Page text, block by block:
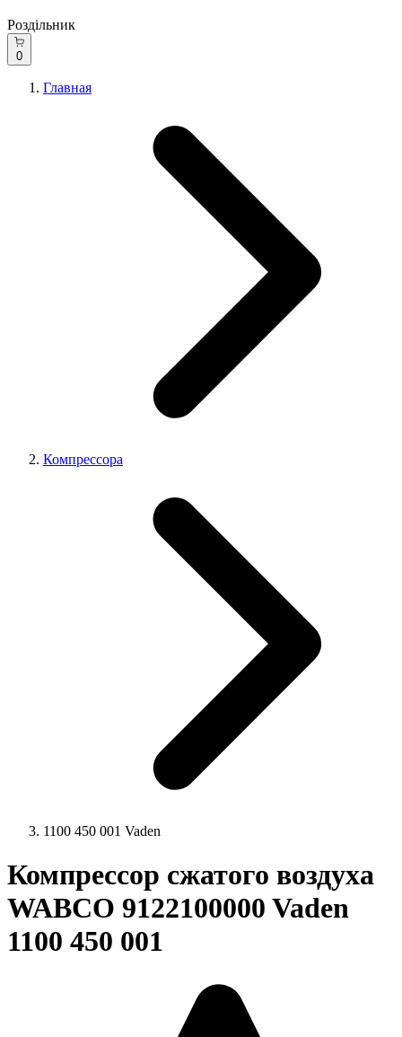
Роздільник
0
Главная
Компрессора
1100 450 001 Vaden
Компрессор сжатого воздуха
WABCO 9122100000 Vaden
1100 450 001